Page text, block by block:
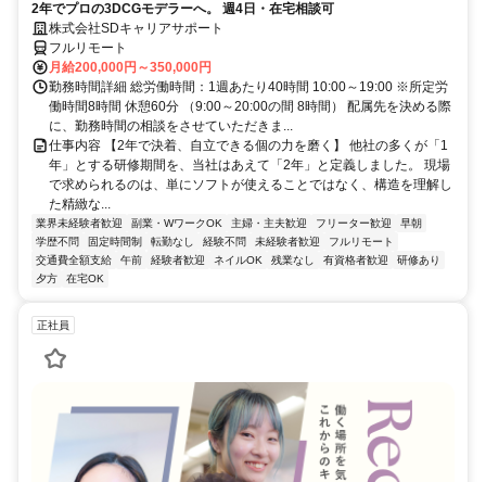
2年でプロの3DCGモデラーへ。 週4日・在宅相談可
株式会社SDキャリアサポート
フルリモート
月給200,000円～350,000円
勤務時間詳細 総労働時間：1週あたり40時間 10:00～19:00 ※所定労
働時間8時間 休憩60分 （9:00～20:00の間 8時間） 配属先を決める際
に、勤務時間の相談をさせていただきま...
仕事内容 【2年で決着、自立できる個の力を磨く】 他社の多くが「1
年」とする研修期間を、当社はあえて「2年」と定義しました。 現場
で求められるのは、単にソフトが使えることではなく、構造を理解し
た精緻な...
業界未経験者歓迎 副業・WワークOK 主婦・主夫歓迎 フリーター歓迎
早朝
学歴不問
固定時間制 転勤なし 経験不問 未経験者歓迎
フルリモート
交通費全額支給
午前 経験者歓迎 ネイルOK 残業なし 有資格者歓迎
研修あり
夕方
在宅OK
正社員